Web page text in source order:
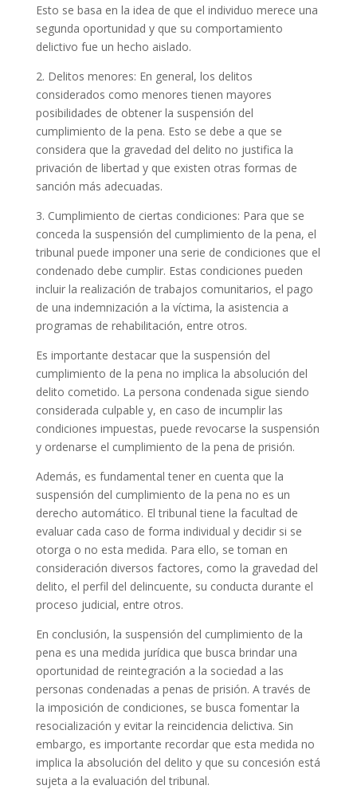
Esto se basa en la idea de que el individuo merece una
segunda oportunidad y que su comportamiento
delictivo fue un hecho aislado.
2. Delitos menores: En general, los delitos
considerados como menores tienen mayores
posibilidades de obtener la suspensión del
cumplimiento de la pena. Esto se debe a que se
considera que la gravedad del delito no justifica la
privación de libertad y que existen otras formas de
sanción más adecuadas.
3. Cumplimiento de ciertas condiciones: Para que se
conceda la suspensión del cumplimiento de la pena, el
tribunal puede imponer una serie de condiciones que el
condenado debe cumplir. Estas condiciones pueden
incluir la realización de trabajos comunitarios, el pago
de una indemnización a la víctima, la asistencia a
programas de rehabilitación, entre otros.
Es importante destacar que la suspensión del
cumplimiento de la pena no implica la absolución del
delito cometido. La persona condenada sigue siendo
considerada culpable y, en caso de incumplir las
condiciones impuestas, puede revocarse la suspensión
y ordenarse el cumplimiento de la pena de prisión.
Además, es fundamental tener en cuenta que la
suspensión del cumplimiento de la pena no es un
derecho automático. El tribunal tiene la facultad de
evaluar cada caso de forma individual y decidir si se
otorga o no esta medida. Para ello, se toman en
consideración diversos factores, como la gravedad del
delito, el perfil del delincuente, su conducta durante el
proceso judicial, entre otros.
En conclusión, la suspensión del cumplimiento de la
pena es una medida jurídica que busca brindar una
oportunidad de reintegración a la sociedad a las
personas condenadas a penas de prisión. A través de
la imposición de condiciones, se busca fomentar la
resocialización y evitar la reincidencia delictiva. Sin
embargo, es importante recordar que esta medida no
implica la absolución del delito y que su concesión está
sujeta a la evaluación del tribunal.